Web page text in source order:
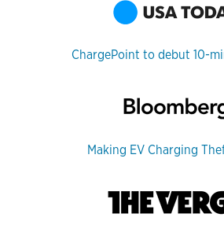
ChargePoint to debut 10-
Making EV Charging